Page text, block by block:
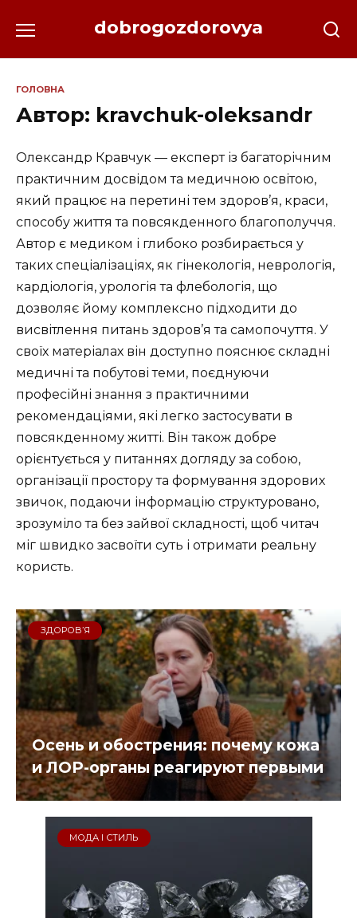
до
dobrogozdorovya
ГОЛОВНА
Автор: kravchuk-oleksandr
Олександр Кравчук — експерт із багаторічним
практичним досвідом та медичною освітою,
який працює на перетині тем здоров’я, краси,
способу життя та повсякденного благополуччя.
Автор є медиком і глибоко розбирається у
таких спеціалізаціях, як гінекологія, неврологія,
кардіологія, урологія та флебологія, що
дозволяє йому комплексно підходити до
висвітлення питань здоров’я та самопочуття. У
своїх матеріалах він доступно пояснює складні
медичні та побутові теми, поєднуючи
професійні знання з практичними
рекомендаціями, які легко застосувати в
повсякденному житті. Він також добре
орієнтується у питаннях догляду за собою,
організації простору та формування здорових
звичок, подаючи інформацію структуровано,
зрозуміло та без зайвої складності, щоб читач
міг швидко засвоїти суть і отримати реальну
користь.
ЗДОРОВ’Я
Осень и обострения: почему кожа
и ЛОР-органы реагируют первыми
МОДА І СТИЛЬ